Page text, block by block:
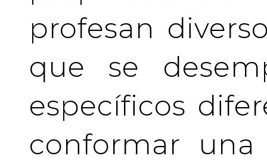
profesan
que se
específicos
conformar